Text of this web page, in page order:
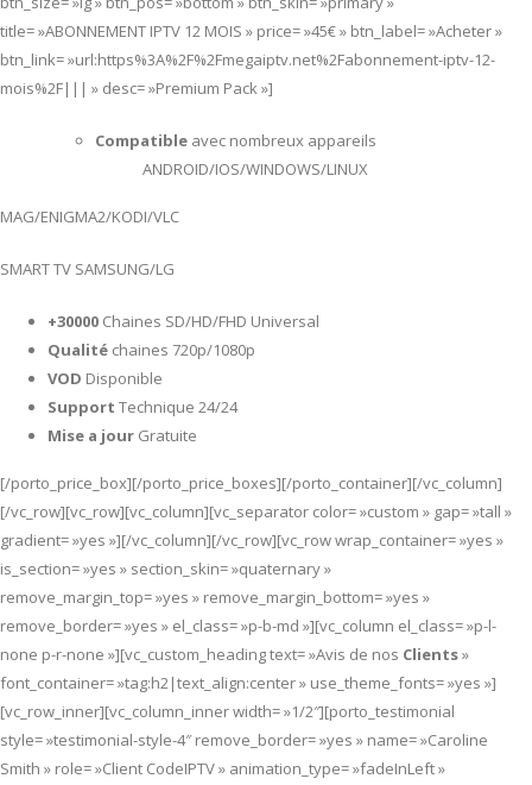
title= »ABONNEMENT IPTV 12 MOIS » price= »45€ » btn_label= »Acheter »
btn_link= »url:https%3A%2F%2Fmegaiptv.net%2Fabonnement-iptv-12-
mois%2F||| » desc= »Premium Pack »]
Compatible avec nombreux appareils
ANDROID/IOS/WINDOWS/LINUX
MAG/ENIGMA2/KODI/VLC
SMART TV SAMSUNG/LG
+30000 Chaines SD/HD/FHD Universal
Qualité chaines 720p/1080p
VOD Disponible
Support Technique 24/24
Mise a jour Gratuite
[/porto_price_box][/porto_price_boxes][/porto_container][/vc_column]
[/vc_row][vc_row][vc_column][vc_separator color= »custom » gap= »tall »
gradient= »yes »][/vc_column][/vc_row][vc_row wrap_container= »yes »
is_section= »yes » section_skin= »quaternary »
remove_margin_top= »yes » remove_margin_bottom= »yes »
remove_border= »yes » el_class= »p-b-md »][vc_column el_class= »p-l-
none p-r-none »][vc_custom_heading text= »Avis de nos Clients»
font_container= »tag:h2|text_align:center » use_theme_fonts= »yes »]
[vc_row_inner][vc_column_inner width= »1/2″][porto_testimonial
style= »testimonial-style-4″ remove_border= »yes » name= »Caroline
Smith » role= »Client CodeIPTV » animation_type= »fadeInLeft »